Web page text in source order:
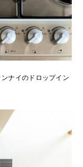
ナイのドロップイン